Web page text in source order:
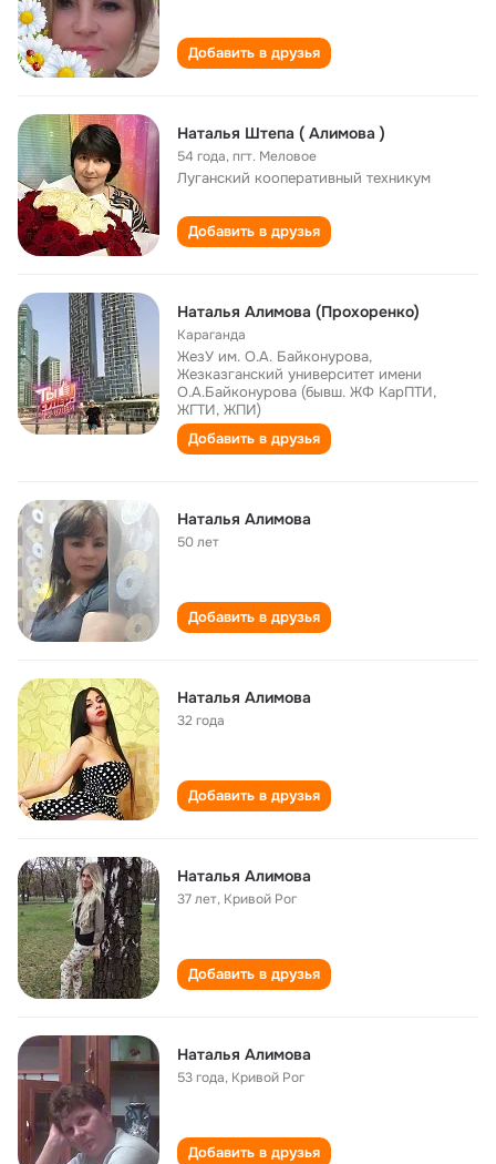
Добавить в друзья
Наталья Штепа ( Алимова )
54 года,пгт. Меловое
Луганский кооперативный техникум
Добавить в друзья
Наталья Алимова (Прохоренко)
Караганда
ЖезУ им. О.А. Байконурова,
Жезказганский университет имени
О.А.Байконурова (бывш. ЖФ КарПТИ,
ЖГТИ, ЖПИ)
Добавить в друзья
Наталья Алимова
50 лет
Добавить в друзья
Наталья Алимова
32 года
Добавить в друзья
Наталья Алимова
37 лет, Кривой Рог
Добавить в друзья
Наталья Алимова
53 года, Кривой Рог
Добавить в друзья